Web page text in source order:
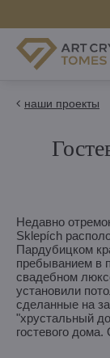
наши проекты
Недавно
Sklepích
Пардубицком
пребыванием в
свадебном
установили
сделанные на
"хрустальный
гостевого